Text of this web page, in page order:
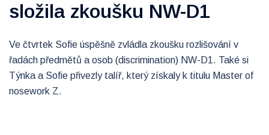
složila zkoušku NW-D1
Ve čtvrtek Sofie úspěšně zvládla zkoušku rozlišování v
řadách předmětů a osob (discrimination) NW-D1. Také si
Týnka a Sofie přivezly talíř, který získaly k titulu Master of
nosework Z.